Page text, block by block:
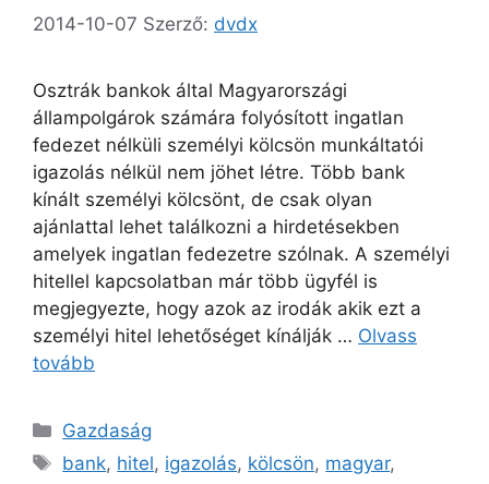
2014-10-07 Szerző: dvdx
Osztrák bankok által Magyarországi
állampolgárok számára folyósított ingatlan
fedezet nélküli személyi kölcsön munkáltatói
igazolás nélkül nem jöhet létre. Több bank
kínált személyi kölcsönt, de csak olyan
ajánlattal lehet találkozni a hirdetésekben
amelyek ingatlan fedezetre szólnak. A személyi
hitellel kapcsolatban már több ügyfél is
megjegyezte, hogy azok az irodák akik ezt a
személyi hitel lehetőséget kínálják … Olvass
tovább
Kategória
Gazdaság
Címkék
bank, hitel, igazolás, kölcsön, magyar,